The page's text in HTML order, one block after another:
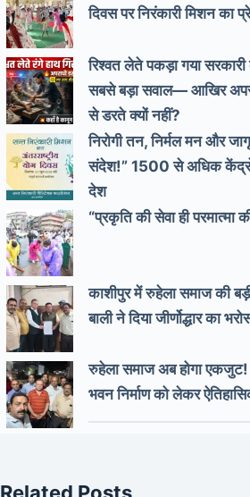
दिवस पर निरंकारी मिशन का
रिश्वत लेते पकड़ा गया
सबसे बड़ा सवाल— आखिर
से डरते क्यों नहीं?
निरोगी तन, निर्मल मन और
संदेश!” 1500 से अधिक
देश
“प्रकृति की सेवा ही परमात्मा
काशीपुर में रुहेला समाज की
बाली ने दिया जीर्णोद्धार का
रुहेला समाज अब होगा
भवन निर्माण को लेकर
Related Posts